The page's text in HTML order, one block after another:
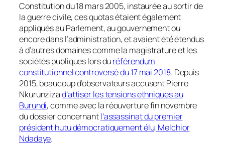
Constitution du 18 mars 2005, instaurée au sortir de
la guerre civile, ces quotas étaient également
appliqués au Parlement, au gouvernement ou
encore dans l’administration, et avaient été étendus
à d’autres domaines comme la magistrature et les
sociétés publiques lors duréférendum
constitutionnel controversé du 17 mai 2018. Depuis
2015, beaucoup d’observateurs accusent Pierre
Nkurunzizad’attiser les tensions ethniques au
Burundi, comme avec la réouverture fin novembre
du dossier concernantl’assassinat du premier
président hutu démocratiquement élu, Melchior
Ndadaye.